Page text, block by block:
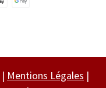
| Mentions Légales |